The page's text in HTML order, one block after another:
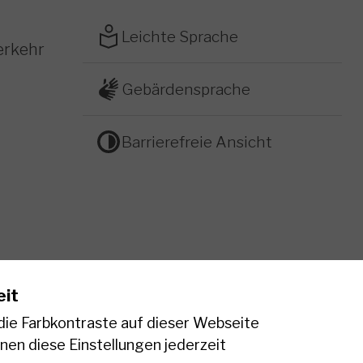
Farbkontraste auf dieser Webseite
diese Einstellungen jederzeit
Leichte Sprache
Gebärdensprache
Barrierefreie Ansicht